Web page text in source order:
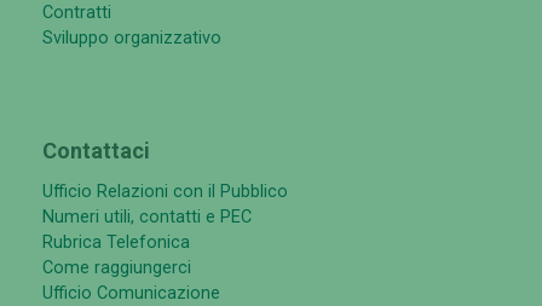
Contratti
Sviluppo organizzativo
Contattaci
Ufficio Relazioni con il Pubblico
Numeri utili, contatti e PEC
Rubrica Telefonica
Come raggiungerci
Ufficio Comunicazione